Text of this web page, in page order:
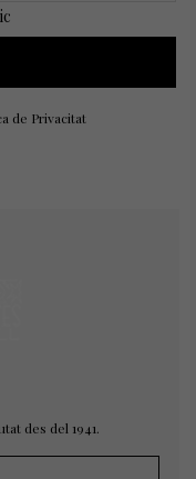
de Privacitat
des del 1941.